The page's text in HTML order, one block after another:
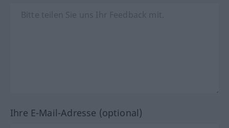
Ihre E-Mail-Adresse (optional)